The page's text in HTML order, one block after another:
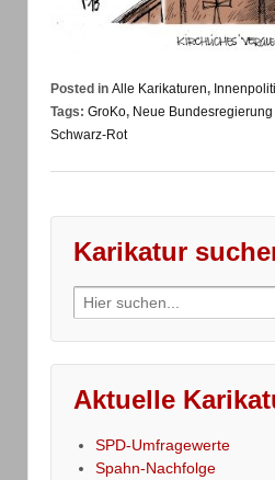
Posted in Alle Karikaturen,
Tags: GroKo, Neue
Schwarz-Rot
Karikatur
Search
for:
Aktuelle
SPD-Umfragewerte
Spahn-Nachfolge